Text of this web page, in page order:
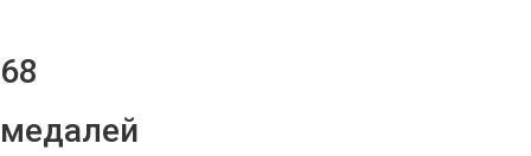
68
медалей